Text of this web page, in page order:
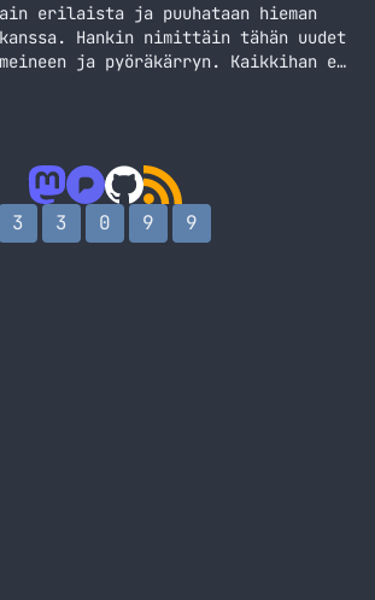
erilaista ja puuhataan hieman
Hankin nimittäin tähän uudet
ja pyöräkärryn. Kaikkihan ei
kuuluisassa Strömsössä, mutta
3 3 0 9 9